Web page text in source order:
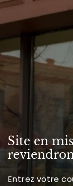
Site en
Inscrivez-